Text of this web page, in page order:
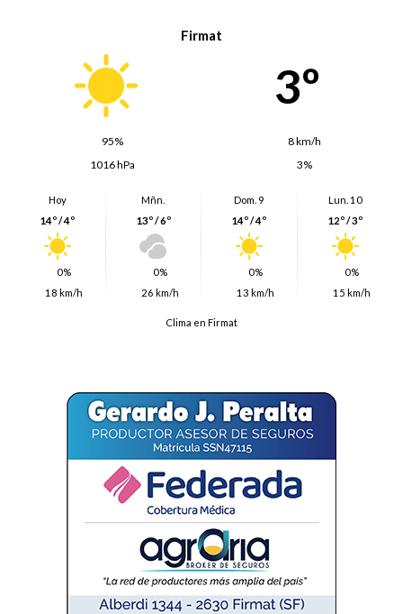
Firmat
3º
95%
8 km/h
1016 hPa
3%
Hoy
14º / 4º
0%
18 km/h
Mñn.
13º / 6º
0%
26 km/h
Dom. 9
14º / 4º
0%
13 km/h
Lun. 10
12º / 3º
0%
15 km/h
Clima en Firmat